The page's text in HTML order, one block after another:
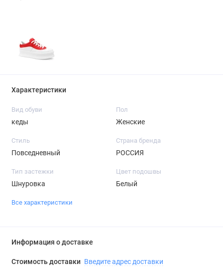
Характеристики
Вид обуви
кеды
Пол
Женские
Стиль
Повседневный
Страна бренда
РОССИЯ
Тип застежки
Шнуровка
Цвет подошвы
Белый
Все характеристики
Информация о доставке
Стоимость доставки Введите адрес доставки